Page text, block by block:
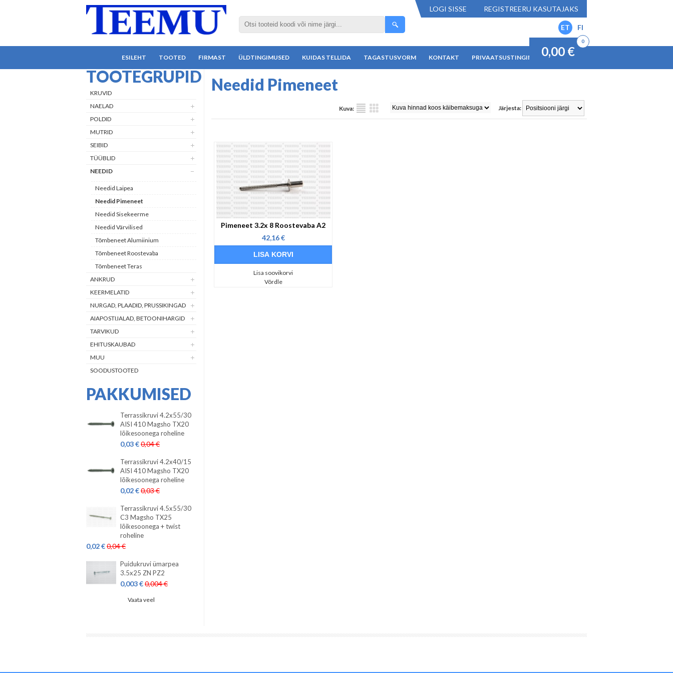
LOGI SISSE REGISTREERU KASUTAJAKS
ET FI
0,00 €
0
ESILEHT TOOTED FIRMAST ÜLDTINGIMUSED KUIDAS TELLIDA TAGASTUSVORM KONTAKT PRIVAATSUSTINGIMUSED
TOOTEGRUPID
KRUVID
NAELAD
POLDID
MUTRID
SEIBID
TÜÜBLID
NEEDID
Needid Laipea
Needid Pimeneet
Needid Sisekeerme
Needid Värvilised
Tõmbeneet Alumiinium
Tõmbeneet Roostevaba
Tõmbeneet Teras
ANKRUD
KEERMELATID
NURGAD, PLAADID, PRUSSIKINGAD
AIAPOSTIJALAD, BETOONIHARGID
TARVIKUD
EHITUSKAUBAD
MUU
SOODUSTOOTED
PAKKUMISED
Terrassikruvi 4.2x55/30
AISI 410 Magsho TX20
lõikesoonega roheline
0,03 €0,04 €
Terrassikruvi 4.2x40/15
AISI 410 Magsho TX20
lõikesoonega roheline
0,02 €0,03 €
Terrassikruvi 4.5x55/30
C3 Magsho TX25
lõikesoonega + twist
roheline
0,02 €0,04 €
Puidukruvi ümarpea
3.5x25 ZN PZ2
0,003 €0,004 €
Vaata veel
Needid Pimeneet
Järjesta:
Kuva:
Pimeneet 3.2x 8 Roostevaba A2
42,16 €
Lisa soovikorvi
Võrdle